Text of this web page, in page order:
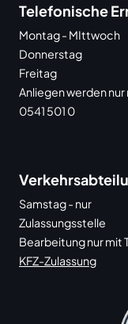
Telefonische
Montag - MIttwoch
Donnerstag
Freitag
Anliegen werden
0541 501 0
Samstag - nur
Zulassungsstelle
Bearbeitung nur mit
KFZ-Zulassung